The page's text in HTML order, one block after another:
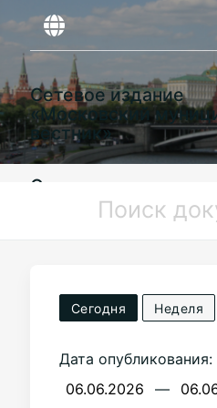
Сетевое издание
«Московский
вестник»
Органы местного
муниципального
в городе Москве
Сегодня Неделя
Дата опубликования:
—